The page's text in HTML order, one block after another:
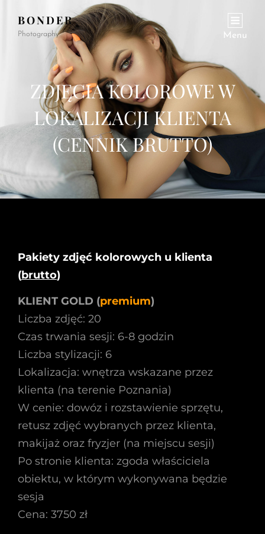
BONDER
Photography Menu
ZDJĘCIA KOLOROWE W
LOKALIZACJI KLIENTA
(CENNIK BRUTTO)
Pakiety zdjęć kolorowych u klienta
(brutto)
KLIENT GOLD (premium)
Liczba zdjęć: 20
Czas trwania sesji: 6-8 godzin
Liczba stylizacji: 6
Lokalizacja: wnętrza wskazane przez
klienta (na terenie Poznania)
W cenie: dowóz i rozstawienie sprzętu,
retusz zdjęć wybranych przez klienta,
makijaż oraz fryzjer (na miejscu sesji)
Po stronie klienta: zgoda właściciela
obiektu, w którym wykonywana będzie
sesja
Cena: 3750 zł